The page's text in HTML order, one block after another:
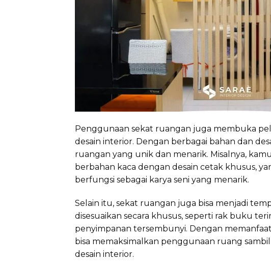
Penggunaan sekat ruangan juga membuka
desain interior. Dengan berbagai bahan dan
ruangan yang unik dan menarik. Misalnya,
berbahan kaca dengan desain cetak khusus,
berfungsi sebagai karya seni yang menarik.
Selain itu, sekat ruangan juga bisa menjadi
disesuaikan secara khusus, seperti rak buku
penyimpanan tersembunyi. Dengan
bisa memaksimalkan penggunaan ruang
desain interior.